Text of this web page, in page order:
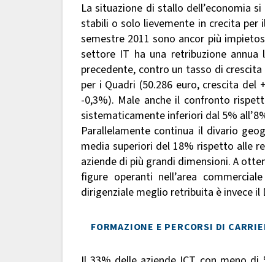
La situazione di stallo dell’economia
stabili o solo lievemente in crecita
semestre 2011 sono ancor più
settore IT ha una retribuzione annua
precedente, contro un tasso di
per i Quadri (50.286 euro, crescita
-0,3%). Male anche il confronto
sistematicamente inferiori dal 5%
Parallelamente continua il divario
media superiori del 18% rispetto alle
aziende di più grandi dimensioni. A
figure operanti nell’area
dirigenziale meglio retribuita è invece
FORMAZIONE E PERCORSI DI